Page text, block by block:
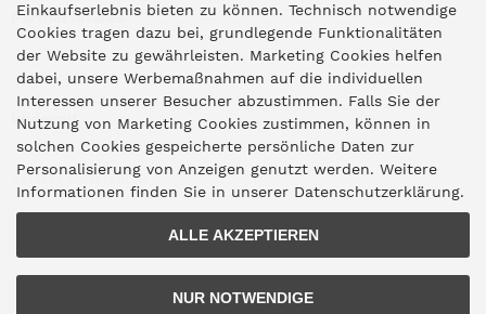
Partner-Stores
"Deko 409" Bernkastel-Kues
Widerruf
Vertrag widerrufen
*Lieferzeitangaben gelten für den Versand innerhalb Deutschlands.
Einkaufserlebnis bieten zu können. Technisch notwendige
Cookies tragen dazu bei, grundlegende Funktionalitäten
der Website zu gewährleisten. Marketing Cookies helfen
dabei, unsere Werbemaßnahmen auf die individuellen
Interessen unserer Besucher abzustimmen. Falls Sie der
Nutzung von Marketing Cookies zustimmen, können in
solchen Cookies gespeicherte persönliche Daten zur
Personalisierung von Anzeigen genutzt werden. Weitere
Informationen finden Sie in unserer Datenschutzerklärung.
ALLE AKZEPTIEREN
NUR NOTWENDIGE